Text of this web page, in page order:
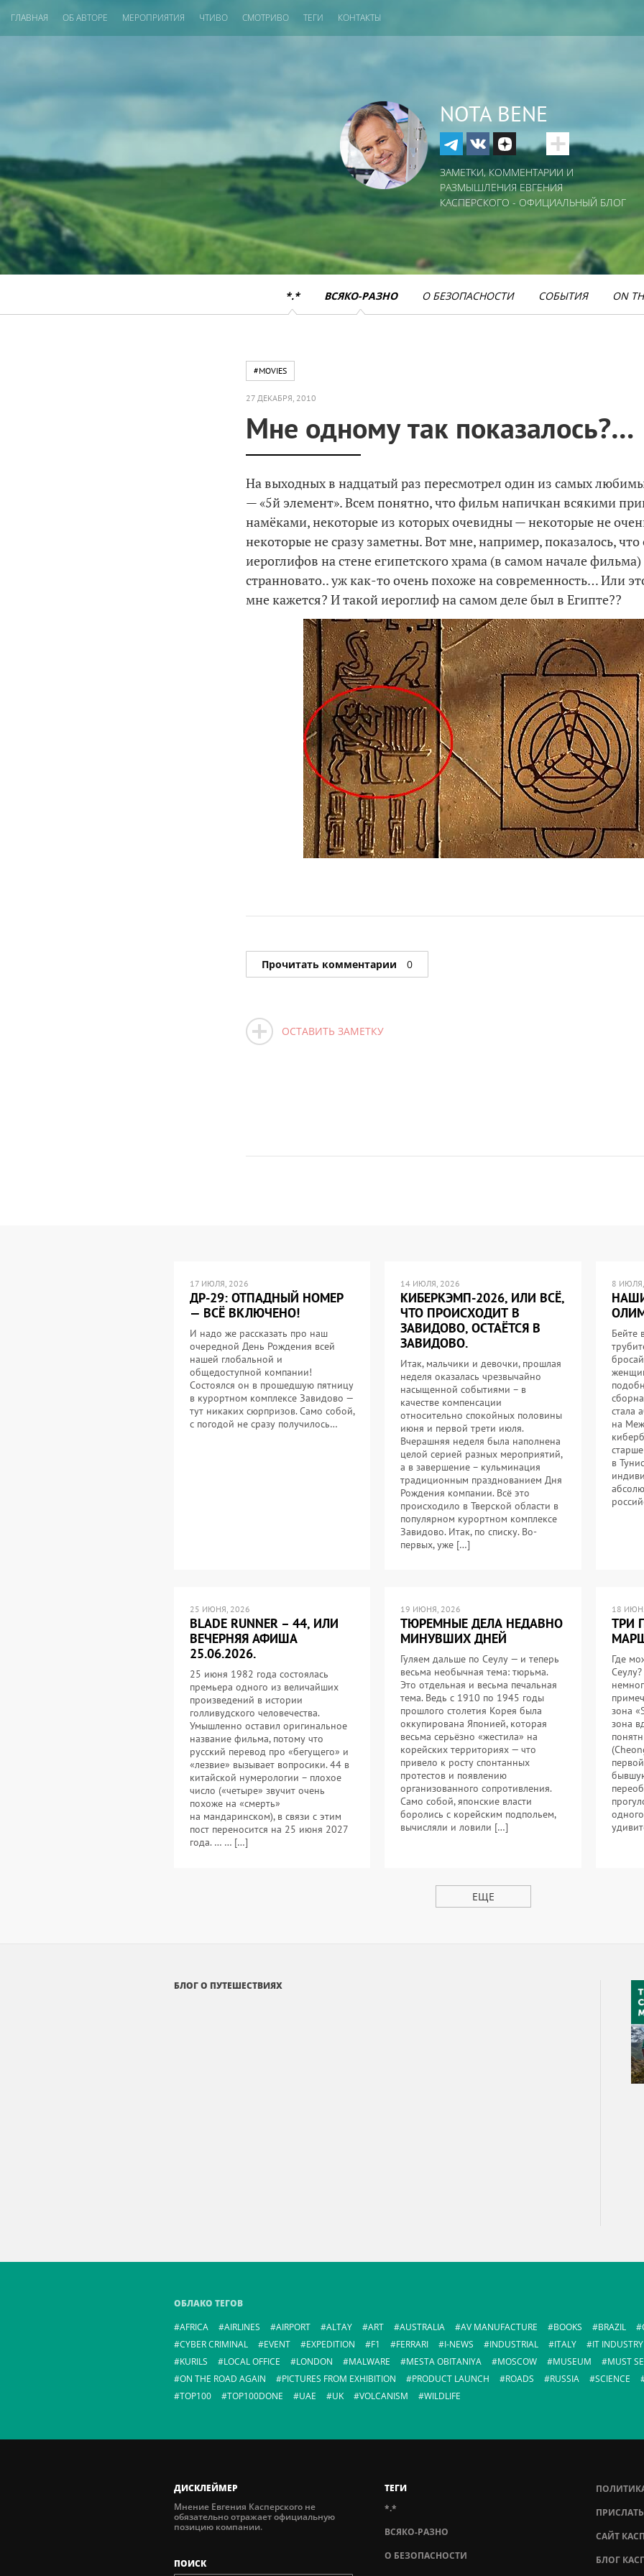
ГЛАВНАЯ ОБ АВТОРЕ МЕРОПРИЯТИЯ ЧТИВО СМОТРИВО ТЕГИ КОНТАКТЫ
NOTA BENE
ЗАМЕТКИ, КОММЕНТАРИИ И
РАЗМЫШЛЕНИЯ ЕВГЕНИЯ
КАСПЕРСКОГО - ОФИЦИАЛЬНЫЙ БЛОГ
*.* ВСЯКО-РАЗНО О БЕЗОПАСНОСТИ СОБЫТИЯ ON
#MOVIES
27 ДЕКАБРЯ, 2010
Мне одному так показалось?…
На выходных в надцатый раз пересмотрел один из самых
— «5й элемент». Всем понятно, что фильм напичкан всякими
намёками, некоторые из которых очевидны — некоторые не
некоторые не сразу заметны. Вот мне, например, показалось,
иероглифов на стене египетского храма (в самом начале
странновато.. уж как-то очень похоже на современность… Или
мне кажется? И такой иероглиф на самом деле был в Египте??
Прочитать комментарии 0
ОСТАВИТЬ ЗАМЕТКУ
17 ИЮЛЯ, 2026
ДР-29: ОТПАДНЫЙ НОМЕР
— ВСЁ ВКЛЮЧЕНО!
И надо же рассказать про наш
очередной День Рождения всей
нашей глобальной и
общедоступной компании!
Состоялся он в прошедшую пятницу
в курортном комплексе Завидово —
тут никаких сюрпризов. Само собой,
с погодой не сразу получилось…
14 ИЮЛЯ, 2026
КИБЕРКЭМП-2026, ИЛИ ВСЁ,
ЧТО ПРОИСХОДИТ В
ЗАВИДОВО, ОСТАЁТСЯ В
ЗАВИДОВО.
Итак, мальчики и девочки, прошлая
неделя оказалась чрезвычайно
насыщенной событиями – в
качестве компенсации
относительно спокойных половины
июня и первой трети июля.
Вчерашняя неделя была наполнена
целой серией разных мероприятий,
а в завершение – кульминация
традиционным празднованием Дня
Рождения компании. Всё это
происходило в Тверской области в
популярном курортном комплексе
Завидово. Итак, по списку. Во-
первых, уже […]
8
Бейте
стала
на
в
25 ИЮНЯ, 2026
BLADE RUNNER – 44, ИЛИ
ВЕЧЕРНЯЯ АФИША
25.06.2026.
25 июня 1982 года состоялась
премьера одного из величайших
произведений в истории
голливудского человечества.
Умышленно оставил оригинальное
название фильма, потому что
русский перевод про «бегущего» и
«лезвие» вызывает вопросики. 44 в
китайской нумерологии – плохое
число («четыре» звучит очень
похоже на «смерть»
на мандаринском), в связи с этим
пост переносится на 25 июня 2027
года. … … […]
19 ИЮНЯ, 2026
ТЮРЕМНЫЕ ДЕЛА НЕДАВНО
МИНУВШИХ ДНЕЙ
Гуляем дальше по Сеулу — и теперь
весьма необычная тема: тюрьма.
Это отдельная и весьма печальная
тема. Ведь с 1910 по 1945 годы
прошлого столетия Корея была
оккупирована Японией, которая
весьма серьёзно «жестила» на
корейских территориях — что
привело к росту спонтанных
протестов и появлению
организованного сопротивления.
Само собой, японские власти
боролись с корейским подпольем,
вычисляли и ловили […]
18
ТРИ
Где
зона
зона
ЕЩЕ
БЛОГ О ПУТЕШЕСТВИЯХ
ОБЛАКО ТЕГОВ
AFRICA
AIRLINES AIRPORT ALTAY ART AUSTRALIA AV MANUFACTURE BOOKS BRAZIL
CYBER CRIMINAL
EVENT EXPEDITION F1 FERRARI I-NEWS INDUSTRIAL ITALY
IT INDUSTRY
KURILS
LOCAL OFFICE LONDON MALWARE MESTA OBITANIYA MOSCOW MUSEUM
MUST
ON THE ROAD AGAIN
PICTURES FROM EXHIBITION PRODUCT LAUNCH ROADS RUSSIA
SCIENCE
TOP100
TOP100DONE UAE UK VOLCANISM WILDLIFE
ДИСКЛЕЙМЕР
Мнение Евгения Касперского не
обязательно отражает официальную
позицию компании.
ПОИСК
ТЕГИ
*.*
ВСЯКО-РАЗНО
О БЕЗОПАСНОСТИ
САЙТ
БЛОГ